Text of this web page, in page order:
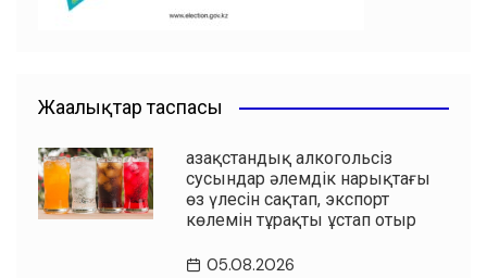
Жаңалықтар таспасы
Қазақстандық алкогольсіз
сусындар әлемдік нарықтағы
өз үлесін сақтап, экспорт
көлемін тұрақты ұстап отыр
05.08.2026